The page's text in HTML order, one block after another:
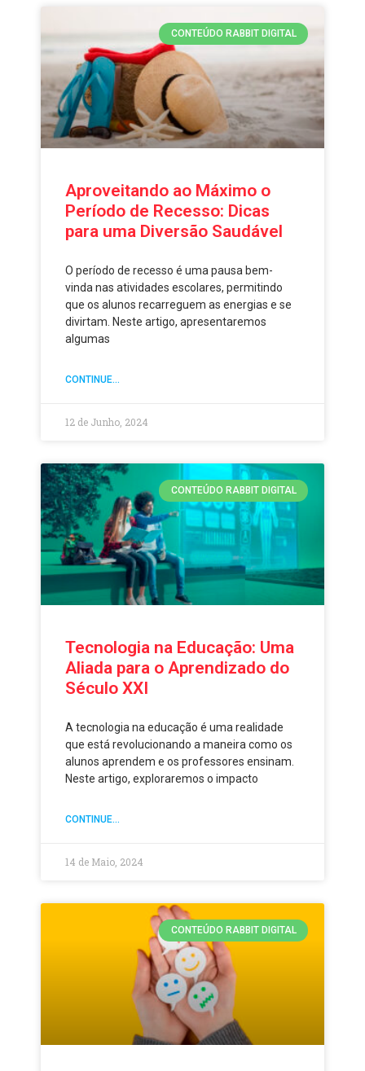
CONTEÚDO RABBIT DIGITAL
Aproveitando ao Máximo o
Período de Recesso: Dicas
para uma Diversão Saudável
O período de recesso é uma pausa bem-
vinda nas atividades escolares, permitindo
que os alunos recarreguem as energias e se
divirtam. Neste artigo, apresentaremos
algumas
CONTINUE...
12 de Junho, 2024
CONTEÚDO RABBIT DIGITAL
Tecnologia na Educação: Uma
Aliada para o Aprendizado do
Século XXI
A tecnologia na educação é uma realidade
que está revolucionando a maneira como os
alunos aprendem e os professores ensinam.
Neste artigo, exploraremos o impacto
CONTINUE...
14 de Maio, 2024
CONTEÚDO RABBIT DIGITAL